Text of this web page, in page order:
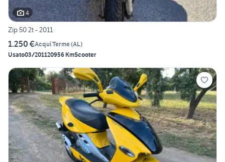
4
Zip 50 2t - 2011
1.250 €Acqui Terme(AL)
Usato03/201120956 KmScooter